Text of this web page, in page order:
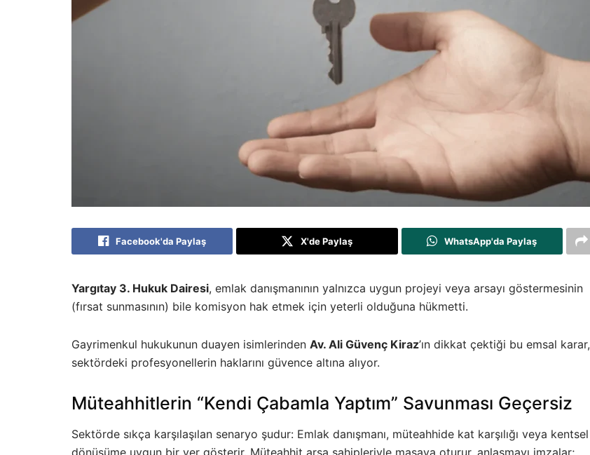
Facebook'da Paylaş X'de Paylaş WhatsApp'da Paylaş
Yargıtay 3. Hukuk Dairesi, emlak danışmanının yalnızca uygun projeyi veya arsayı göstermesinin
(fırsat sunmasının) bile komisyon hak etmek için yeterli olduğuna hükmetti.
Gayrimenkul hukukunun duayen isimlerinden Av. Ali Güvenç Kiraz’ın dikkat çektiği bu emsal karar,
sektördeki profesyonellerin haklarını güvence altına alıyor.
Müteahhitlerin “Kendi Çabamla Yaptım” Savunması Geçersiz
Sektörde sıkça karşılaşılan senaryo şudur: Emlak danışmanı, müteahhide kat karşılığı veya kentsel
dönüşüme uygun bir yer gösterir. Müteahhit arsa sahipleriyle masaya oturur, anlaşmayı imzalar;